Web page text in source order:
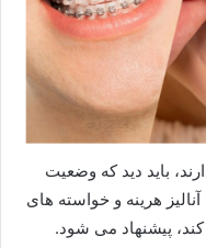
باید دید که وضعیت
هرینه و خواسته های
کند، پیشنهاد می شود.